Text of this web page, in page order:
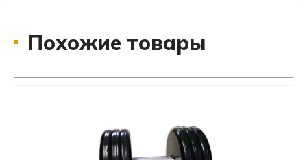
Похожие товары